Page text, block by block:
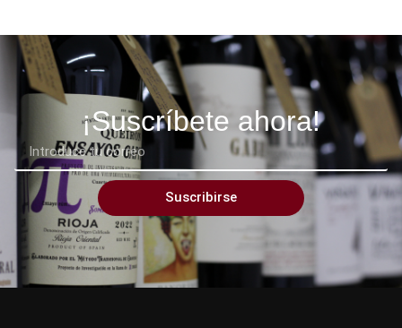
¡Suscríbete ahora!
Suscribirse